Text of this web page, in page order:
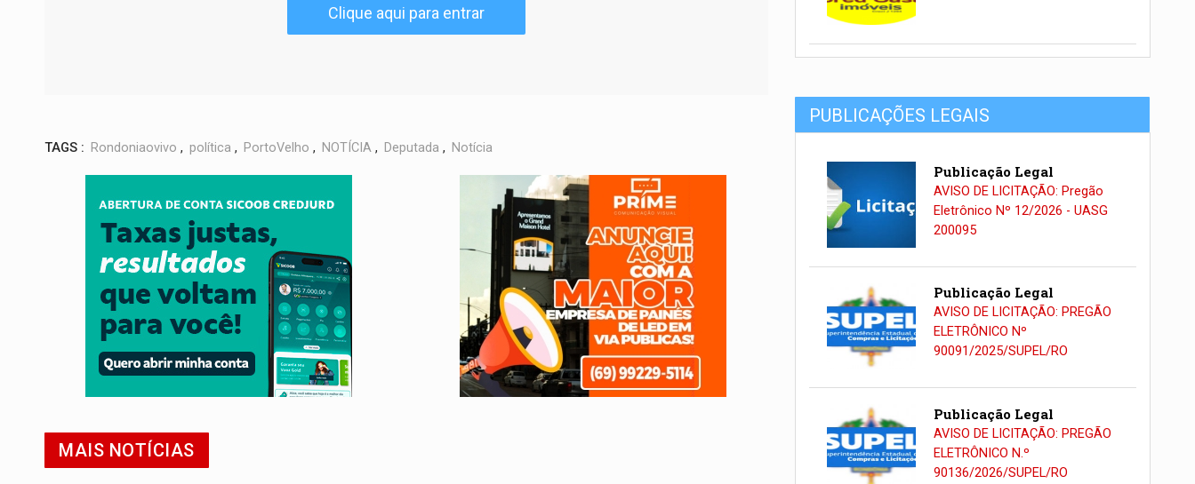
Clique aqui para entrar
TAGS : Rondoniaovivo , política , PortoVelho , NOTÍCIA , Deputada , Notícia
MAIS NOTÍCIAS
PUBLICAÇÕES LEGAIS
Publicação Legal
AVISO DE LICITAÇÃO: Pregão
Eletrônico Nº 12/2026 - UASG
200095
Publicação Legal
AVISO DE LICITAÇÃO: PREGÃO
ELETRÔNICO Nº
90091/2025/SUPEL/RO
Publicação Legal
AVISO DE LICITAÇÃO: PREGÃO
ELETRÔNICO N.º
90136/2026/SUPEL/RO